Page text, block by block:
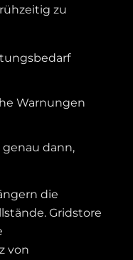
zu
Warnungen
dann,
die
Gridstore
von